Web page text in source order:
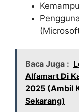
Baca Juga :
Alfamart Di
2025 (Ambil
Sekarang)